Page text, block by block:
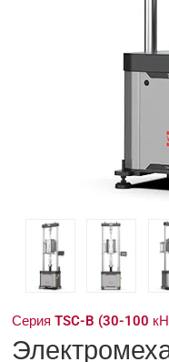
Серия TSC-B (30-100